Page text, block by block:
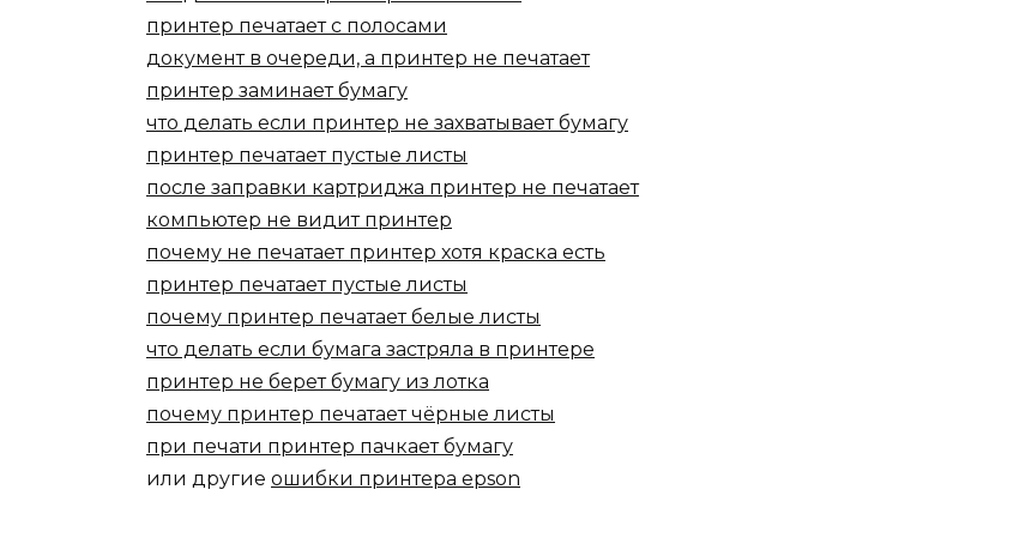
принтер печатает с полосами
документ в очереди, а принтер не печатает
принтер заминает бумагу
что делать если принтер не захватывает бумагу
принтер печатает пустые листы
после заправки картриджа принтер не печатает
компьютер не видит принтер
почему не печатает принтер хотя краска есть
принтер печатает пустые листы
почему принтер печатает белые листы
что делать если бумага застряла в принтере
принтер не берет бумагу из лотка
почему принтер печатает чёрные листы
при печати принтер пачкает бумагу
или другие ошибки принтера epson